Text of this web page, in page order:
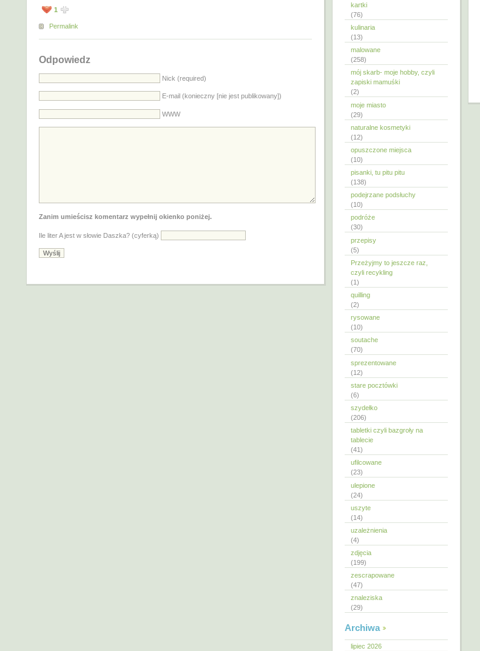
1
Permalink
Odpowiedz
Nick (required)
E-mail (konieczny [nie jest publikowany])
WWW
Zanim umieścisz komentarz wypełnij okienko poniżej.
Ile liter A jest w słowie Daszka? (cyferką)
kartki
(76)
kulinaria
(13)
malowane
(258)
mój skarb- moje hobby, czyli
zapiski mamuśki
(2)
moje miasto
(29)
naturalne kosmetyki
(12)
opuszczone miejsca
(10)
pisanki, tu pitu pitu
(138)
podejrzane podsłuchy
(10)
podróże
(30)
przepisy
(5)
Przeżyjmy to jeszcze raz,
czyli recykling
(1)
quilling
(2)
rysowane
(10)
soutache
(70)
sprezentowane
(12)
stare pocztówki
(6)
szydełko
(206)
tabletki czyli bazgroły na
tablecie
(41)
ufilcowane
(23)
ulepione
(24)
uszyte
(14)
uzależnienia
(4)
zdjęcia
(199)
zescrapowane
(47)
znaleziska
(29)
Archiwa
lipiec 2026